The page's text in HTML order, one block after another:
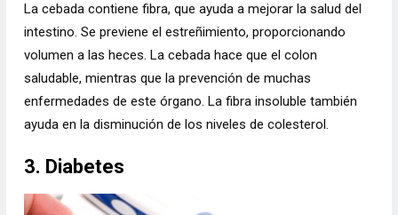
La cebada contiene fibra, que ayuda a mejorar la salud del
intestino. Se previene el estreñimiento, proporcionando
volumen a las heces. La cebada hace que el colon
saludable, mientras que la prevención de muchas
enfermedades de este órgano. La fibra insoluble también
ayuda en la disminución de los niveles de colesterol.
3. Diabetes